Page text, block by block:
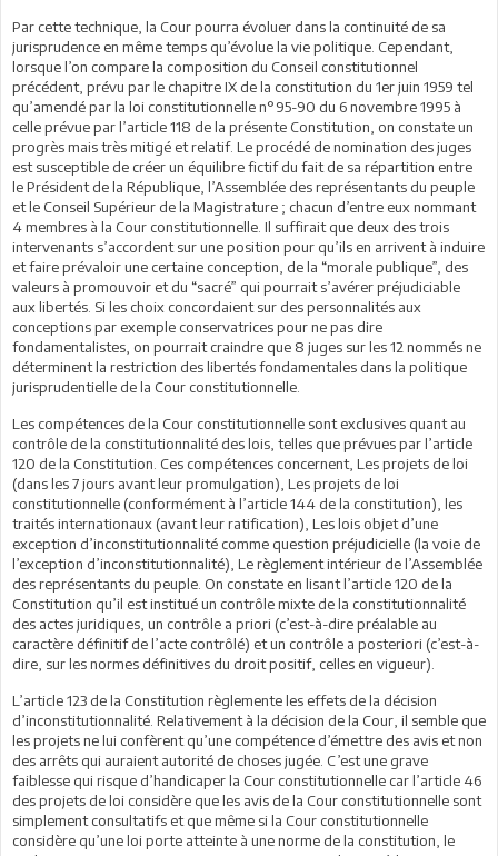
Par cette technique, la Cour pourra évoluer dans la continuité de sa
jurisprudence en même temps qu’évolue la vie politique. Cependant,
lorsque l’on compare la composition du Conseil constitutionnel
précédent, prévu par le chapitre IX de la constitution du 1er juin 1959 tel
qu’amendé par la loi constitutionnelle n°95-90 du 6 novembre 1995 à
celle prévue par l’article 118 de la présente Constitution, on constate un
progrès mais très mitigé et relatif. Le procédé de nomination des juges
est susceptible de créer un équilibre fictif du fait de sa répartition entre
le Président de la République, l’Assemblée des représentants du peuple
et le Conseil Supérieur de la Magistrature ; chacun d’entre eux nommant
4 membres à la Cour constitutionnelle. Il suffirait que deux des trois
intervenants s’accordent sur une position pour qu’ils en arrivent à induire
et faire prévaloir une certaine conception, de la “morale publique”, des
valeurs à promouvoir et du “sacré” qui pourrait s’avérer préjudiciable
aux libertés. Si les choix concordaient sur des personnalités aux
conceptions par exemple conservatrices pour ne pas dire
fondamentalistes, on pourrait craindre que 8 juges sur les 12 nommés ne
déterminent la restriction des libertés fondamentales dans la politique
jurisprudentielle de la Cour constitutionnelle.
Les compétences de la Cour constitutionnelle sont exclusives quant au
contrôle de la constitutionnalité des lois, telles que prévues par l’article
120 de la Constitution. Ces compétences concernent, Les projets de loi
(dans les 7 jours avant leur promulgation), Les projets de loi
constitutionnelle (conformément à l’article 144 de la constitution), les
traités internationaux (avant leur ratification), Les lois objet d’une
exception d’inconstitutionnalité comme question préjudicielle (la voie de
l’exception d’inconstitutionnalité), Le règlement intérieur de l’Assemblée
des représentants du peuple. On constate en lisant l’article 120 de la
Constitution qu’il est institué un contrôle mixte de la constitutionnalité
des actes juridiques, un contrôle a priori (c’est-à-dire préalable au
caractère définitif de l’acte contrôlé) et un contrôle a posteriori (c’est-à-
dire, sur les normes définitives du droit positif, celles en vigueur).
L’article 123 de la Constitution règlemente les effets de la décision
d’inconstitutionnalité. Relativement à la décision de la Cour, il semble que
les projets ne lui confèrent qu’une compétence d’émettre des avis et non
des arrêts qui auraient autorité de choses jugée. C’est une grave
faiblesse qui risque d’handicaper la Cour constitutionnelle car l’article 46
des projets de loi considère que les avis de la Cour constitutionnelle sont
simplement consultatifs et que même si la Cour constitutionnelle
considère qu’une loi porte atteinte à une norme de la constitution, le